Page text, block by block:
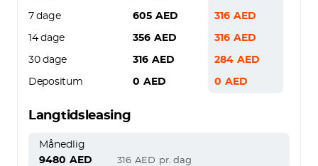
7 dage 605 AED 316 AED
14 dage 356 AED 316 AED
30 dage 316 AED 284 AED
Depositum 0 AED 0 AED
Langtidsleasing
Månedlig
9480 AED 316 AED pr. dag